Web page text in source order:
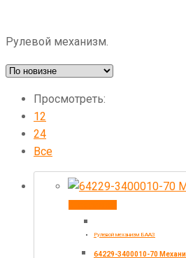
Рулевой механизм.
Просмотреть:
12
24
Все
Рулевой механизм БААЗ
64229-3400010-70